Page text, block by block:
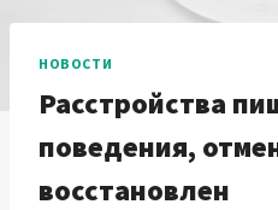
НОВОСТИ
Расстройства
поведения,
восстановлен